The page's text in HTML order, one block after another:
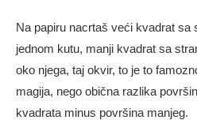
Na papiru nacrtaš veći kvadrat sa
jednom kutu, manji kvadrat sa
oko njega, taj okvir, to je to
magija, nego obična razlika
kvadrata minus površina manjeg.